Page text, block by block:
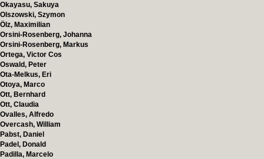
Okayasu, Sakuya
Olszowski, Szymon
Ölz, Maximilian
Orsini-Rosenberg, Johanna
Orsini-Rosenberg, Markus
Ortega, Victor Cos
Oswald, Peter
Ota-Melkus, Eri
Otoya, Marco
Ott, Bernhard
Ott, Claudia
Ovalles, Alfredo
Overcash, William
Pabst, Daniel
Padel, Donald
Padilla, Marcelo